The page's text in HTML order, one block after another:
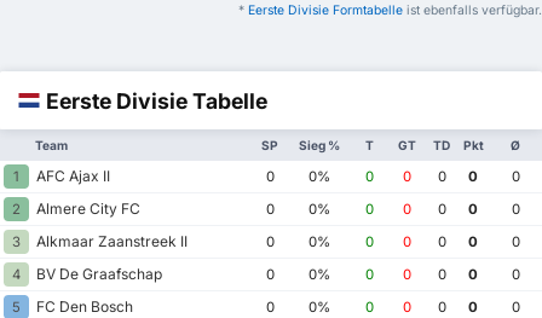
* Eerste Divisie Formtabelle ist ebenfalls verfügbar.
Eerste Divisie Tabelle
Team SP Sieg % T GT TD Pkt Ø
1 AFC Ajax II 0 0% 0 0 0 0
0
2
Almere City FC 0 0% 0 0 0 0
0
3
Alkmaar Zaanstreek II 0 0% 0 0 0 0
0
4
BV De Graafschap 0 0% 0 0 0 0
0
5
FC Den Bosch 0 0% 0 0 0 0
0